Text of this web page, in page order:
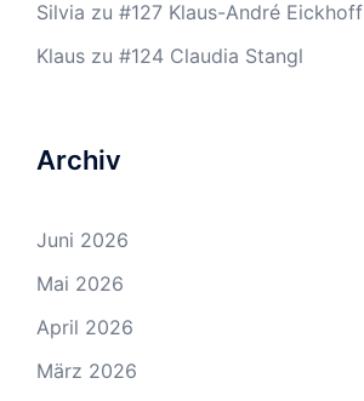
Silvia zu #127 Klaus-André Eickhoff
Klaus zu #124 Claudia Stangl
Archiv
Juni 2026
Mai 2026
April 2026
März 2026